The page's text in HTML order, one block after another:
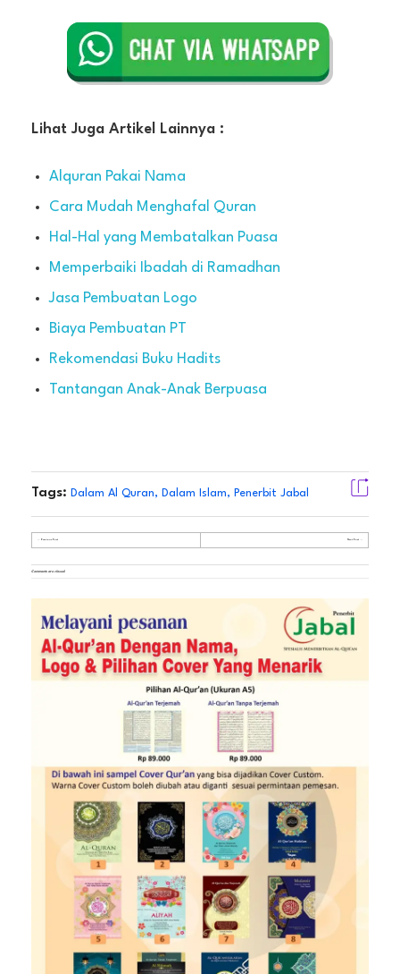
Lihat Juga Artikel Lainnya :
Alquran Pakai Nama
Cara Mudah Menghafal Quran
Hal-Hal yang Membatalkan Puasa
Memperbaiki Ibadah di Ramadhan
Jasa Pembuatan Logo
Biaya Pembuatan PT
Rekomendasi Buku Hadits
Tantangan Anak-Anak Berpuasa
Tags: Dalam Al Quran, Dalam Islam, Penerbit Jabal
Previous Post Next Post
Comments are closed.